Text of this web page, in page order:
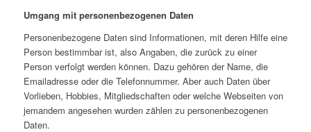
Umgang mit personenbezogenen Daten
Personenbezogene Daten sind Informationen, mit deren Hilfe eine
Person bestimmbar ist, also Angaben, die zurück zu einer
Person verfolgt werden können. Dazu gehören der Name, die
Emailadresse oder die Telefonnummer. Aber auch Daten über
Vorlieben, Hobbies, Mitgliedschaften oder welche Webseiten von
jemandem angesehen wurden zählen zu personenbezogenen
Daten.